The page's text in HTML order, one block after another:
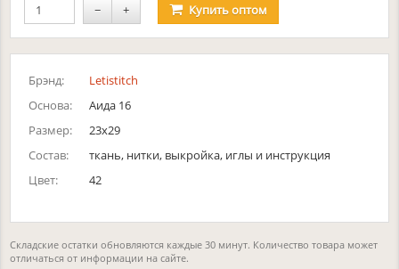
− + Купитьоптом
Брэнд:
Letistitch
Основа:
Аида 16
Размер:
23x29
Состав:
ткань, нитки, выкройка, иглы и инструкция
Цвет:
42
Складские остатки обновляются каждые 30 минут. Количество товара может
отличаться от информации на сайте.